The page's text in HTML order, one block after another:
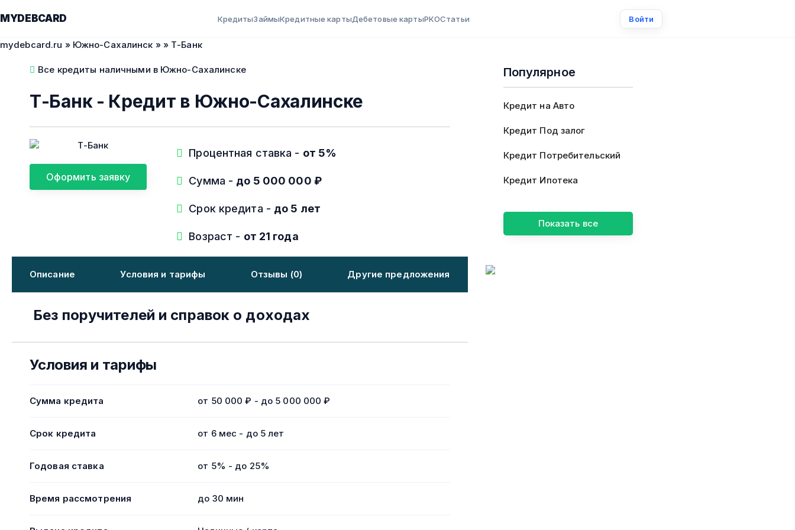
MYDEBCARD КредитыЗаймыКредитные картыДебетовые картыРКОСтатьи Войти
mydebcard.ru » Южно-Сахалинск » » Т-Банк
Все кредиты наличными в Южно-Сахалинске
Т-Банк - Кредит в Южно-Сахалинске
Оформить заявку
Процентная ставка - от 5%
Сумма - до 5 000 000 ₽
Срок кредита - до 5 лет
Возраст - от 21 года
Описание Условия и тарифы Отзывы (0) Другие предложения
Без поручителей и справок о доходах
Условия и тарифы
Сумма кредита от 50 000 ₽ - до 5 000 000 ₽
Срок кредита от 6 мес - до 5 лет
Годовая ставка от 5% - до 25%
Время рассмотрения до 30 мин
Популярное
Кредит на Авто
Кредит Под залог
Кредит Потребительский
Кредит Ипотека
Показать все